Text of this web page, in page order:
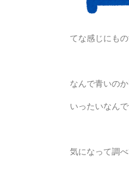
てな感じにも
なんで青いの
いったいなん
気になって調